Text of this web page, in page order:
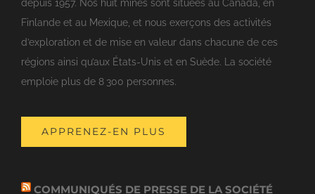
depuis 1957. Nos huit mines sont situées au Canada, en
Finlande et au Mexique, et nous exerçons des activités
d’exploration et de mise en valeur dans chacune de ces
régions ainsi qu’aux États-Unis et en Suède. La société
emploie plus de 8 300 personnes.
APPRENEZ-EN PLUS
COMMUNIQUÉS DE PRESSE DE LA SOCIÉTÉ